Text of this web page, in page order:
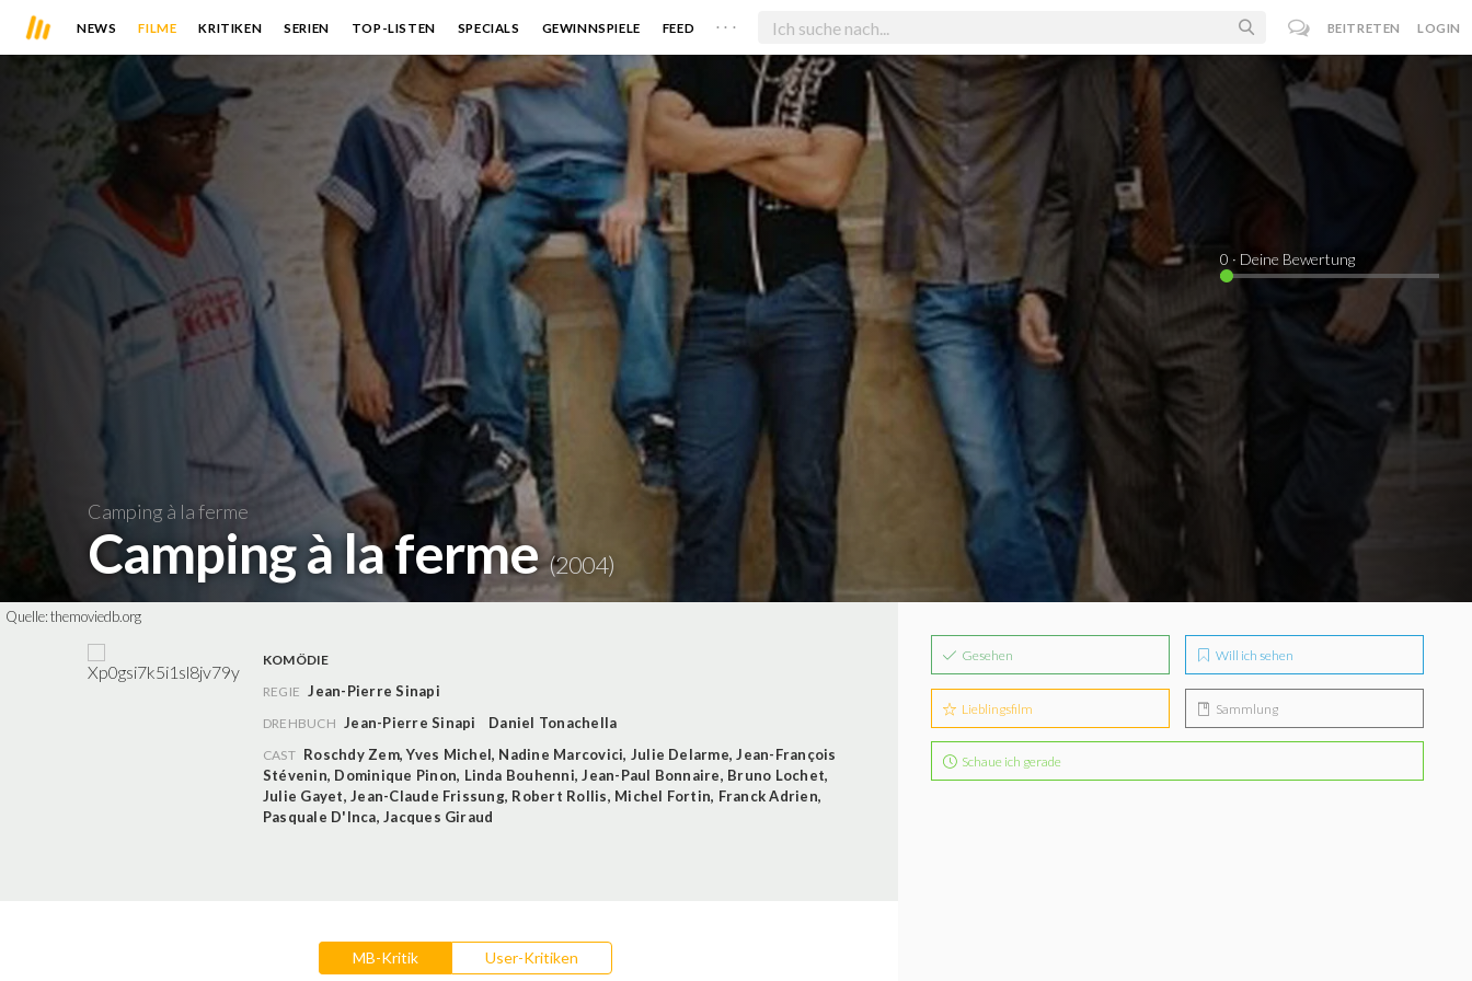
NEWS FILME KRITIKEN SERIEN TOP-LISTEN SPECIALS GEWINNSPIELE FEED . . . BEITRETEN LOGIN
Camping à la ferme
Camping à la ferme(2004)
0 · Deine Bewertung
Quelle:themoviedb.org
KOMÖDIE
REGIE Jean-Pierre Sinapi
DREHBUCH Jean-Pierre Sinapi Daniel Tonachella
CAST Roschdy Zem,Yves Michel, Nadine Marcovici, Julie Delarme,Jean-François
Stévenin, Dominique Pinon, Linda Bouhenni,Jean-Paul Bonnaire, Bruno Lochet,
Julie Gayet,Jean-Claude Frissung, Robert Rollis, Michel Fortin, Franck Adrien,
Pasquale D'Inca,Jacques Giraud
MB-Kritik User-Kritiken
Gesehen Will ich sehen
Lieblingsfilm Sammlung
Schaue ich gerade